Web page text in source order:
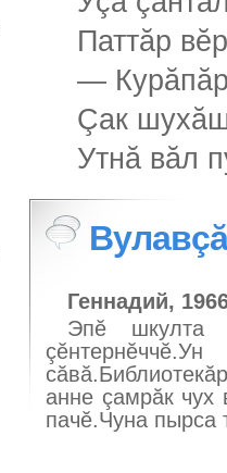
Паттăр
—
Çак
Утнă вăл
Геннадий,
Эпĕ шкулта
анне çамрăк чух
пачĕ.Чуна пырса